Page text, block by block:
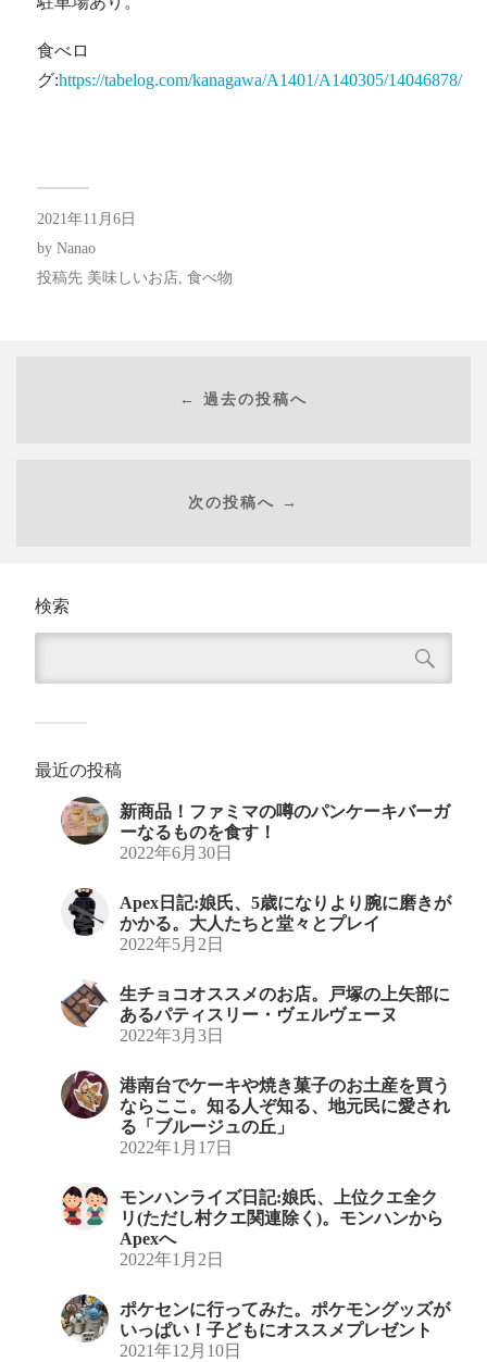
食べロ
グ:https://tabelog.com/kanagawa/A1401/A140305/14046878/
2021年11月6日
by Nanao
投稿先 美味しいお店, 食べ物
← 過去の投稿へ
次の投稿へ →
検索
最近の投稿
新商品！ファミマの噂のパンケーキバーガ
ーなるものを食す！
2022年6月30日
Apex日記:娘氏、5歳になりより腕に磨きが
かかる。大人たちと堂々とプレイ
2022年5月2日
生チョコオススメのお店。戸塚の上矢部に
あるパティスリー・ヴェルヴェーヌ
2022年3月3日
港南台でケーキや焼き菓子のお土産を買う
ならここ。知る人ぞ知る、地元民に愛され
る「ブルージュの丘」
2022年1月17日
モンハンライズ日記:娘氏、上位クエ全ク
リ(ただし村クエ関連除く)。モンハンから
Apexへ
2022年1月2日
ポケセンに行ってみた。ポケモングッズが
いっぱい！子どもにオススメプレゼント
2021年12月10日